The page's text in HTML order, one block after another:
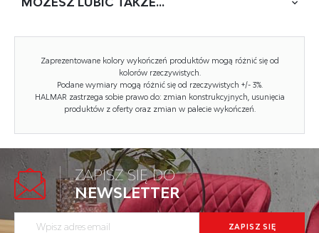
Blat wykończenie: matowy
Rodzaj: ława
Styl wykonania: nowoczesny
Szerokość (Zakres): 121
Blat kształt: prostokątny
RAMONA (QJ-471-CT (M))
Zaprezentowane kolory wykończeń produktów mogą różnić się od
kolorów rzeczywistych.
Podane wymiary mogą różnić się od rzeczywistych +/- 3%.
HALMAR zastrzega sobie prawo do: zmian konstrukcyjnych, usunięcia
produktów z oferty oraz zmian w palecie wykończeń.
ZAPISZ SIĘ DO
NEWSLETTER